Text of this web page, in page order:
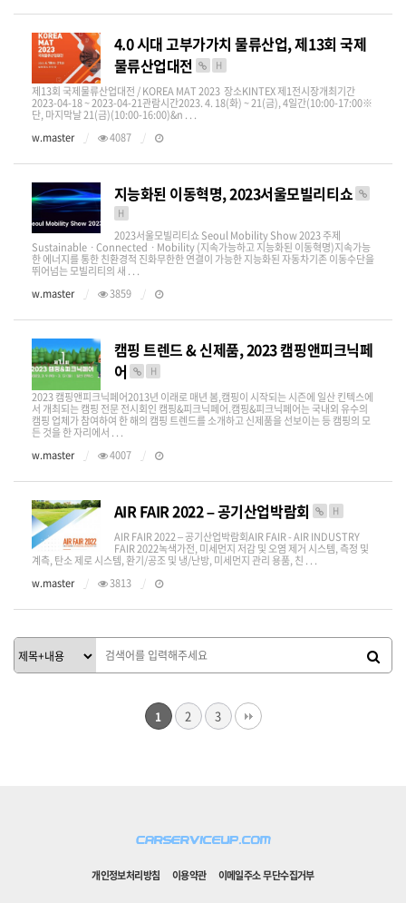
4.0 시대 고부가가치 물류산업, 제13회 국제
물류산업대전
H
제13회 국제물류산업대전 / KOREA MAT 2023 장소KINTEX 제1전시장​​개최기간
2023-04-18 ~ 2023-04-21​​관람시간2023. 4. 18(화) ~ 21(금), 4일간(10:00-17:00※
단, 마지막날 21(금)(10:00-16:00)&n . . .
w.master
4087
지능화된 이동혁명, 2023서울모빌리티쇼
H
2023서울모빌리티쇼 Seoul Mobility Show 2023 주제
SustainableㆍConnectedㆍMobility (지속가능하고 지능화된 이동혁명)지속가능
한 에너지를 통한 친환경적 진화무한한 연결이 가능한 지능화된 자동차기존 이동수단을
뛰어넘는 모빌리티의 새 . . .
w.master
3859
캠핑 트렌드 & 신제품, 2023 캠핑앤피크닉페
어
H
2023 캠핑앤피크닉페어​2013년 이래로 매년 봄,캠핑이 시작되는 시즌에 일산 킨텍스에
서 개최되는 캠핑 전문 전시회인 캠핑&피크닉페어.캠핑&피크닉페어는 국내외 유수의
캠핑 업체가 참여하여 한 해의 캠핑 트렌드를 소개하고 신제품을 선보이는 등 캠핑의 모
든 것을 한 자리에서 . . .
w.master
4007
AIR FAIR 2022 – 공기산업박람회 H
AIR FAIR 2022 – 공기산업박람회AIR FAIR - AIR INDUSTRY
FAIR 2022녹색가전, 미세먼지 저감 및 오염 제거 시스템, 측정 및
계측, 탄소 제로 시스템, 환기/공조 및 냉/난방, 미세먼지 관리 용품, 친 . . .
w.master
3813
1 2 3
개인정보처리방침 이용약관 이메일주소 무단수집거부